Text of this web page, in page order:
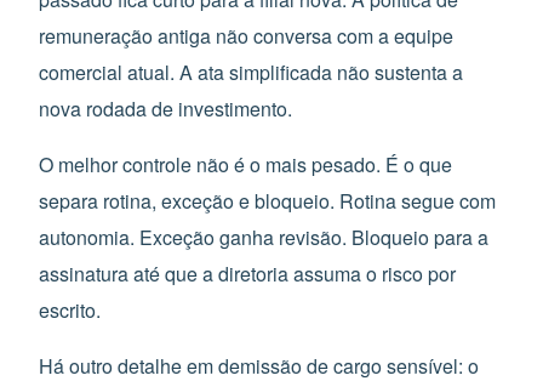
remuneração antiga não conversa com a equipe
comercial atual. A ata simplificada não sustenta a
nova rodada de investimento.
O melhor controle não é o mais pesado. É o que
separa rotina, exceção e bloqueio. Rotina segue com
autonomia. Exceção ganha revisão. Bloqueio para a
assinatura até que a diretoria assuma o risco por
escrito.
Há outro detalhe em demissão de cargo sensível: o